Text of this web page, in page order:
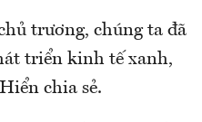
trương, chúng ta đã
triển kinh tế xanh,
chia sẻ.